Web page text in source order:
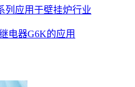
列应用于壁挂炉行业
电器G6K的应用